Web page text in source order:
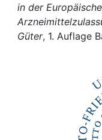
Help
in der
Güter, 1. Auflage